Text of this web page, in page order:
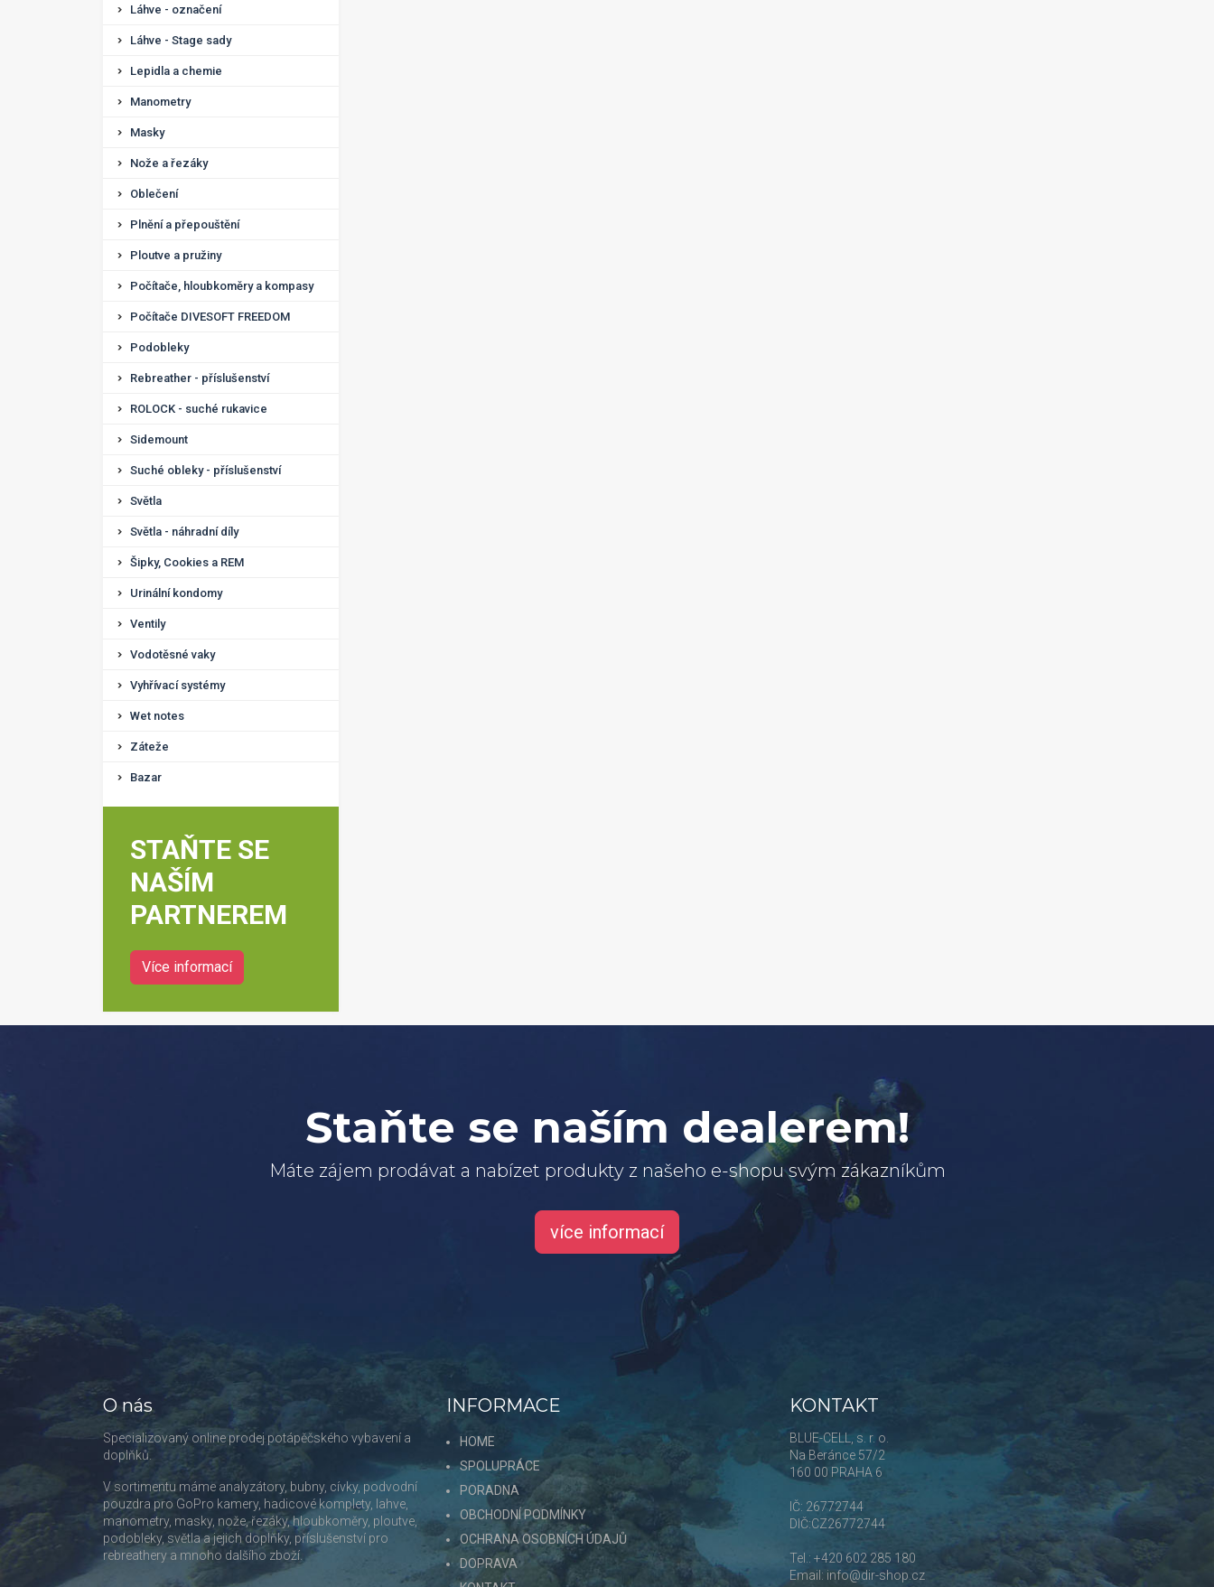
Láhve - označení
Láhve - Stage sady
Lepidla a chemie
Manometry
Masky
Nože a řezáky
Oblečení
Plnění a přepouštění
Ploutve a pružiny
Počítače, hloubkoměry a kompasy
Počítače DIVESOFT FREEDOM
Podobleky
Rebreather - příslušenství
ROLOCK - suché rukavice
Sidemount
Suché obleky - příslušenství
Světla
Světla - náhradní díly
Šipky, Cookies a REM
Urinální kondomy
Ventily
Vodotěsné vaky
Vyhřívací systémy
Wet notes
Záteže
Bazar
STAŇTE SE
NAŠÍM
PARTNEREM
Více informací
Staňte se naším dealerem!
Máte zájem prodávat a nabízet produkty z našeho e-shopu svým zákazníkům
více informací
O nás
Specializovaný online prodej potápěčského vybavení a
doplňků.
V sortimentu máme analyzátory, bubny, cívky, podvodní
pouzdra pro GoPro kamery, hadicové komplety, lahve,
manometry, masky, nože, řezáky, hloubkoměry, ploutve,
podobleky, světla a jejich doplňky, příslušenství pro
rebreathery a mnoho dalšího zboží.
INFORMACE
HOME
SPOLUPRÁCE
PORADNA
OBCHODNÍ PODMÍNKY
OCHRANA OSOBNÍCH ÚDAJŮ
DOPRAVA
KONTAKT
BLUE-CELL, s. r. o.
Na Beránce 57/2
160 00 PRAHA 6
IČ: 26772744
DIČ:CZ26772744
Tel.: +420 602 285 180
Email: info@dir-shop.cz